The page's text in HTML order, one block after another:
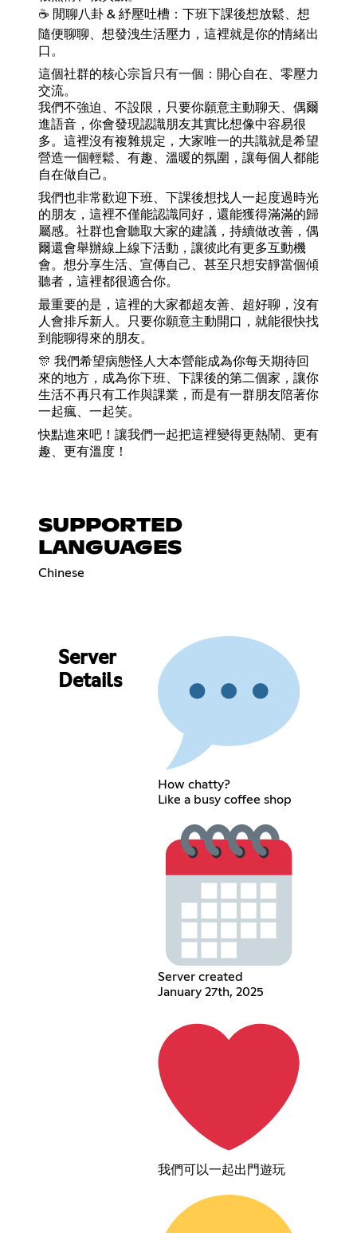
☕ 閒聊八卦 & 紓壓吐槽：下班下課後想放鬆、想
隨便聊聊、想發洩生活壓力，這裡就是你的情緒出
口。
這個社群的核心宗旨只有一個：開心自在、零壓力
交流。
我們不強迫、不設限，只要你願意主動聊天、偶爾
進語音，你會發現認識朋友其實比想像中容易很
多。這裡沒有複雜規定，大家唯一的共識就是希望
營造一個輕鬆、有趣、溫暖的氛圍，讓每個人都能
自在做自己。
我們也非常歡迎下班、下課後想找人一起度過時光
的朋友，這裡不僅能認識同好，還能獲得滿滿的歸
屬感。社群也會聽取大家的建議，持續做改善，偶
爾還會舉辦線上線下活動，讓彼此有更多互動機
會。想分享生活、宣傳自己、甚至只想安靜當個傾
聽者，這裡都很適合你。
最重要的是，這裡的大家都超友善、超好聊，沒有
人會排斥新人。只要你願意主動開口，就能很快找
到能聊得來的朋友。
🎊 我們希望病態怪人大本營能成為你每天期待回
來的地方，成為你下班、下課後的第二個家，讓你
生活不再只有工作與課業，而是有一群朋友陪著你
一起瘋、一起笑。
快點進來吧！讓我們一起把這裡變得更熱鬧、更有
趣、更有溫度！
SUPPORTED
LANGUAGES
Chinese
Server
Details
How chatty?
Like a busy coffee shop
Server created
January 27th, 2025
我們可以一起出門遊玩